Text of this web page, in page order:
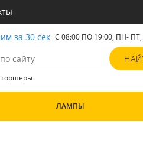
за 30 сек С 08:00 ПО 19:00, ПН- ПТ,
ЛАМПЫ